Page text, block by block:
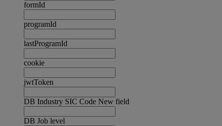
formId
programId
lastProgramId
cookie
jwtToken
DB Industry SIC Code New field
DB Job level